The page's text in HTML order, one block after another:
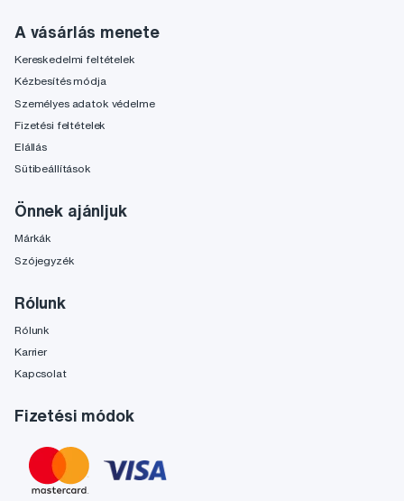
A vásárlás menete
Kereskedelmi feltételek
Kézbesítés módja
Személyes adatok védelme
Fizetési feltételek
Elállás
Sütibeállítások
Önnek ajánljuk
Márkák
Szójegyzék
Rólunk
Rólunk
Karrier
Kapcsolat
Fizetési módok